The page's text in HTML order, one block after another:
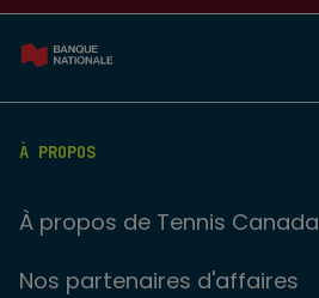
À PROPOS
À propos de Tennis Canada
Nos partenaires d'affaires